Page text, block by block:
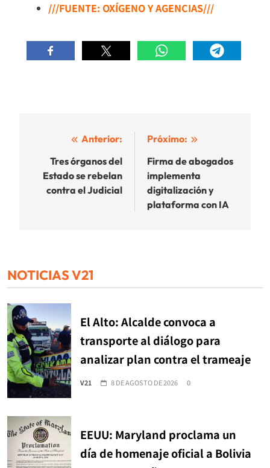
///FUENTE: OXÍGENO Y AGENCIAS///
Navegación
entradas
Anterior:
Tres órganos del
Estado se rebelan
contra el Judicial
Próximo:
Firma de abogados
implementa
digitalización y
plataforma con IA
NOTICIAS V21
El Alto: Alcalde convoca a
transporte al diálogo para
analizar plan contra el trameaje
V21 8 DE AGOSTO DE 2026 0
EEUU: Maryland proclama un
día de homenaje oficial a Bolivia